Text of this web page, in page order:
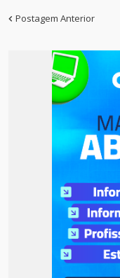
Postagem Anterior